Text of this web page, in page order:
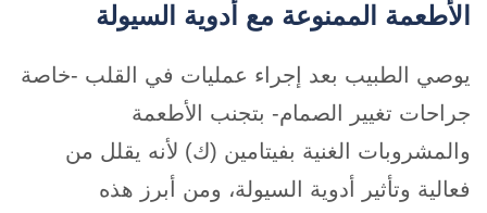
الأطعمة الممنوعة مع أدوية السيولة
يوصي الطبيب بعد إجراء عمليات في القلب -خاصة
جراحات تغيير الصمام- بتجنب الأطعمة
والمشروبات الغنية بفيتامين (ك) لأنه يقلل من
فعالية وتأثير أدوية السيولة، ومن أبرز هذه